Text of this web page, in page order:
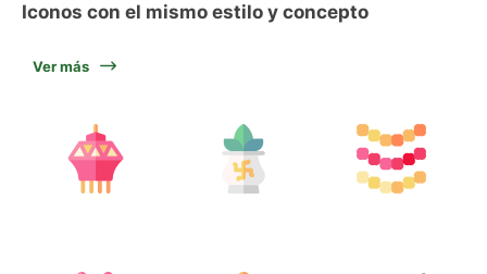
Iconos con el mismo estilo y concepto
Ver más